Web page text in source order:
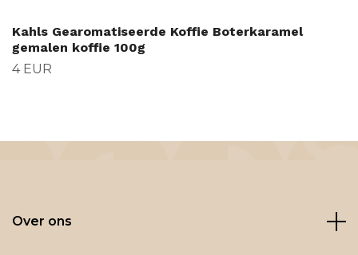
Kahls Gearomatiseerde Koffie Boterkaramel
gemalen koffie 100g
4 EUR
Over ons